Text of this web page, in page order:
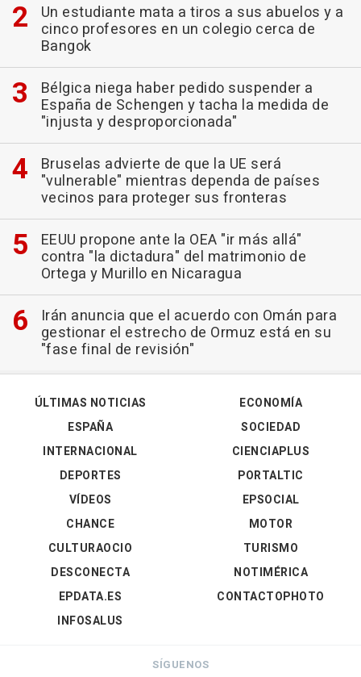
Un estudiante mata a tiros a sus abuelos y a
cinco profesores en un colegio cerca de
Bangok
Bélgica niega haber pedido suspender a
España de Schengen y tacha la medida de
"injusta y desproporcionada"
Bruselas advierte de que la UE será
"vulnerable" mientras dependa de países
vecinos para proteger sus fronteras
EEUU propone ante la OEA "ir más allá"
contra "la dictadura" del matrimonio de
Ortega y Murillo en Nicaragua
Irán anuncia que el acuerdo con Omán para
gestionar el estrecho de Ormuz está en su
"fase final de revisión"
ÚLTIMAS NOTICIAS
ESPAÑA
INTERNACIONAL
DEPORTES
VÍDEOS
ECONOMÍA
SOCIEDAD
CIENCIAPLUS
PORTALTIC
EPSOCIAL
CHANCE
CULTURAOCIO
DESCONECTA
EPDATA.ES
INFOSALUS
MOTOR
TURISMO
NOTIMÉRICA
CONTACTOPHOTO
SÍGUENOS